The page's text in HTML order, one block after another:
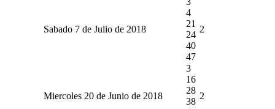
Sabado 7 de Julio de 2018
4
21
24
40
47
2
Miercoles 20 de Junio de 2018
3
16
28
38
2